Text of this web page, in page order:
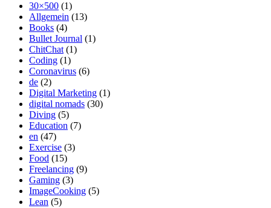
30×500 (1)
Allgemein (13)
Books (4)
Bullet Journal (1)
ChitChat(1)
Coding (1)
Coronavirus (6)
de (2)
Digital Marketing (1)
digital nomads (30)
Diving (5)
Education (7)
en (47)
Exercise (3)
Food (15)
Freelancing (9)
Gaming (3)
ImageCooking (5)
Lean (5)